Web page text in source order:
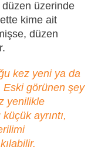
üzerinde
kime ait
düzen
kez yeni ya da
Eski görünen şey
yenilikle
ayrıntı,